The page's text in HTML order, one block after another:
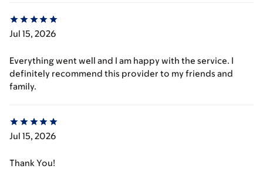
Jul 15, 2026
Everything went well and I am happy with the service. I
definitely recommend this provider to my friends and
family.
Jul 15, 2026
Thank You!